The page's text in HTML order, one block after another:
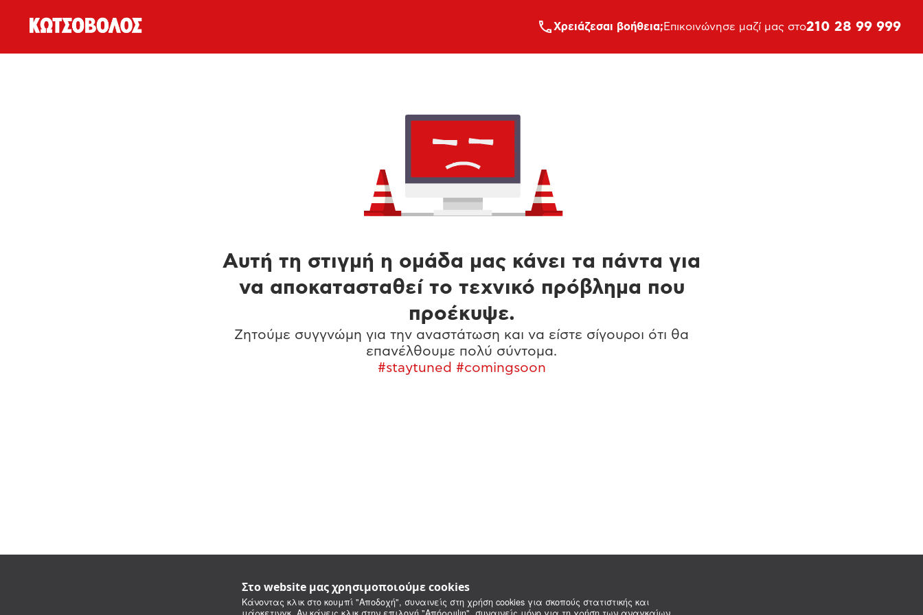
Στο website μας χρησιμοποιούμε cookies
Κάνοντας κλικ στο κουμπί "Αποδοχή", συναινείς στη χρήση cookies για σκοπούς στατιστικής και
Xρειάζεσαι βοήθεια; Επικοινώνησε μαζί μας στο210 28 99 999
Αυτή τη στιγμή η ομάδα μας κάνει τα πάντα για
να αποκατασταθεί το τεχνικό πρόβλημα που
προέκυψε.
Ζητούμε συγγνώμη για την αναστάτωση και να είστε σίγουροι ότι θα
επανέλθουμε πολύ σύντομα.
#staytuned #comingsoon